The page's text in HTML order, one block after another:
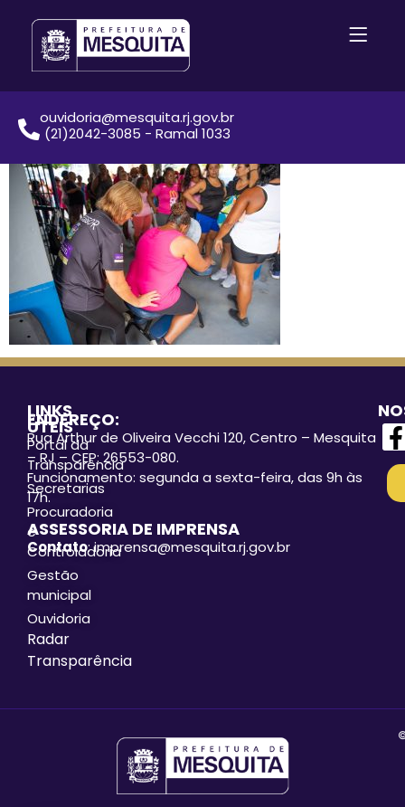
ouvidoria@mesquita.rj.gov.br
(21)2042-3085 - Ramal 1033
LINKS
ÚTEIS
Portal da
Transparência
Secretarias
Procuradoria
e
Controladoria
Gestão
municipal
Ouvidoria
Radar
Transparência
ENDEREÇO:
Rua Arthur de Oliveira Vecchi 120, Centro – Mesquita
– RJ – CEP: 26553-080.
Funcionamento: segunda a sexta-feira, das 9h às
17h.
ASSESSORIA DE IMPRENSA
Contato: imprensa@mesquita.rj.gov.br